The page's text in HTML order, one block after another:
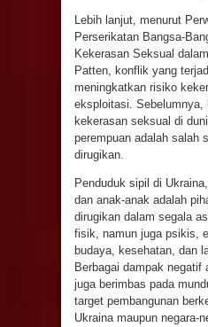
Lebih lanjut, menurut
Perserikatan Bangsa-
Kekerasan Seksual
Patten, konflik yang
meningkatkan risiko
eksploitasi. Sebelumnya,
kekerasan seksual di
perempuan adalah salah
dirugikan.
Penduduk sipil di
dan anak-anak adalah
dirugikan dalam segala
fisik, namun juga psikis,
budaya, kesehatan, dan
Berbagai dampak
juga berimbas pada
target pembangunan
Ukraina maupun negara-